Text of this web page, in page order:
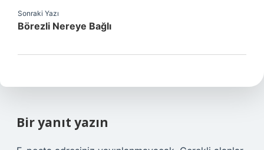
Sonraki Yazı
Börezli Nereye Bağlı
Bir yanıt yazın